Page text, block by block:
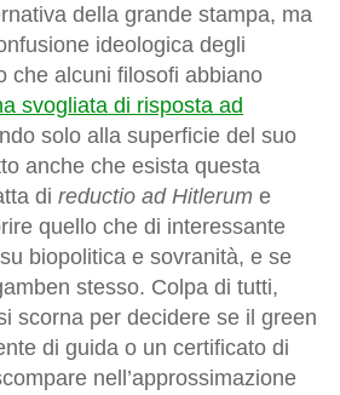
della grande stampa, ma
ideologica degli
che alcuni filosofi abbiano
svogliata di risposta ad
solo alla superficie del suo
anche che esista questa
di reductio ad Hitlerum e
quello che di interessante
biopolitica e sovranità, e se
stesso. Colpa di tutti,
scorna per decidere se il green
di guida o un certificato di
nell’approssimazione